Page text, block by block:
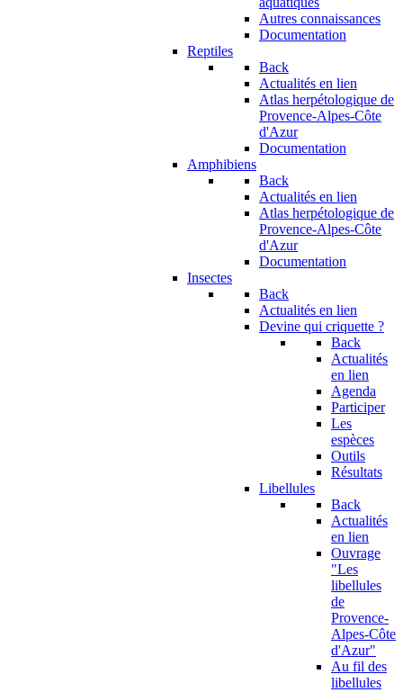
Autres connaissances
Documentation
Reptiles
Back
Actualités en lien
Atlas herpétologique de
Provence-Alpes-Côte
d'Azur
Documentation
Amphibiens
Back
Actualités en lien
Atlas herpétologique de
Provence-Alpes-Côte
d'Azur
Documentation
Insectes
Back
Actualités en lien
Devine qui criquette ?
Back
Actualités
en lien
Agenda
Participer
Les
espèces
Outils
Résultats
Libellules
Back
Actualités
en lien
Ouvrage
"Les
libellules
de
Provence-
Alpes-Côte
d'Azur"
Au fil des
libellules